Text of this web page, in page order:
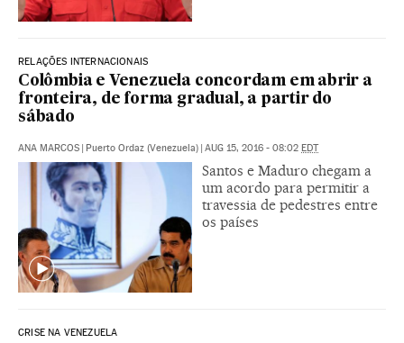
RELAÇÕES INTERNACIONAIS
Colômbia e Venezuela concordam em abrir a
fronteira, de forma gradual, a partir do
sábado
ANA MARCOS | Puerto Ordaz (Venezuela) | AUG 15, 2016 - 08:02 EDT
Santos e Maduro chegam a
um acordo para permitir a
travessia de pedestres entre
os países
CRISE NA VENEZUELA